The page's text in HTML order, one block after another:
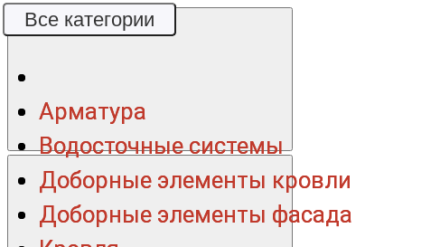
Все категории
Арматура
Водосточные системы
Доборные элементы кровли
Доборные элементы фасада
Все категории
Арматура
Водосточные системы
Доборные элементы кровли
Доборные элементы фасада